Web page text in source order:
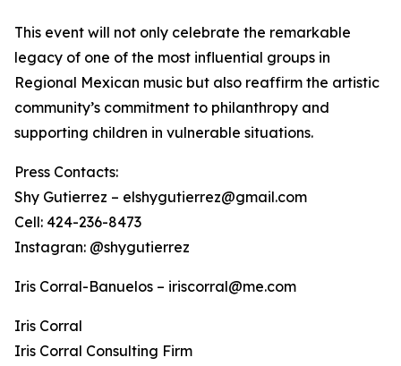
This event will not only celebrate the remarkable
legacy of one of the most influential groups in
Regional Mexican music but also reaffirm the artistic
community’s commitment to philanthropy and
supporting children in vulnerable situations.
Press Contacts:
Shy Gutierrez – elshygutierrez@gmail.com
Cell: 424-236-8473
Instagran: @shygutierrez
Iris Corral-Banuelos – iriscorral@me.com
Iris Corral
Iris Corral Consulting Firm